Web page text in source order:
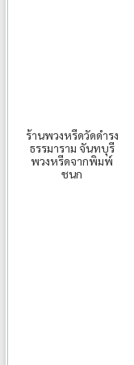
ร้านพวงหรีดวัดดำรง
ธรรมาราม จันทบุรี
พวงหรีดจากพิมพ์
ชนก